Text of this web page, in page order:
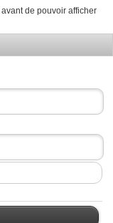
avant de pouvoir afficher